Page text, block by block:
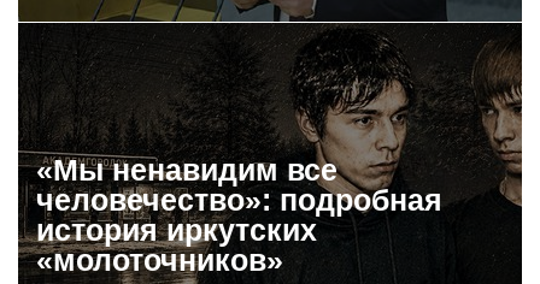
«Мы ненавидим все
человечество»: подробная
история иркутских
«молоточников»